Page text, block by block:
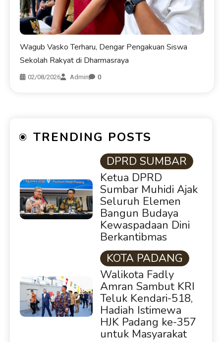
Wagub Vasko Terharu, Dengar Pengakuan Siswa
Sekolah Rakyat di Dharmasraya
02/08/2026 Admin 0
TRENDING POSTS
DPRD SUMBAR
Ketua DPRD
Sumbar Muhidi Ajak
Seluruh Elemen
Bangun Budaya
Kewaspadaan Dini
Berkantibmas
KOTA PADANG
Walikota Fadly
Amran Sambut KRI
Teluk Kendari-518,
Hadiah Istimewa
HJK Padang ke-357
untuk Masyarakat